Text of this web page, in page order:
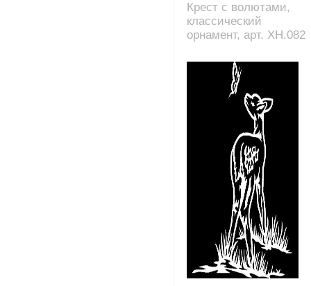
Крест с волютами,
классический
орнамент, арт. XH.082